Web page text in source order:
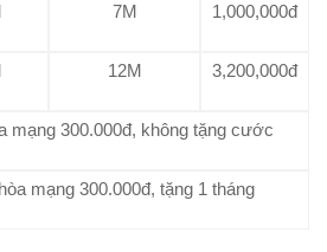
7M 1,000,000đ
12M 3,200,000đ
mạng 300.000đ, không tặng cước
mạng 300.000đ, tặng 1 tháng